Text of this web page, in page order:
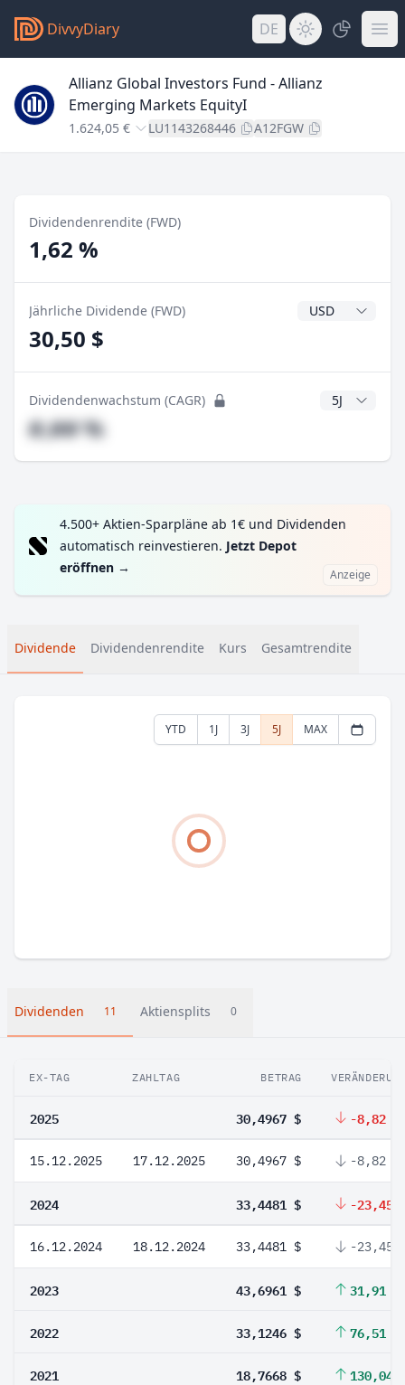
DivvyDiary DE
Allianz Global Investors Fund - Allianz
Emerging Markets EquityI
1.624,05 € LU1143268446 A12FGW
Dividendenrendite (FWD)
1,62 %
Jährliche Dividende (FWD)
30,50 $
Dividendenwachstum (CAGR) CAGR Jahre
#,## %
4.500+ Aktien-Sparpläne ab 1€ und Dividenden
automatisch reinvestieren. Jetzt Depot
eröffnen → Anzeige
Dividende Dividendenrendite Kurs Gesamtrendite
YTD 1J 3J 5J MAX
Dividenden 11 Aktiensplits 0
EX-TAG ZAHLTAG BETRAG
2025 30,4967 $ -8,82 %
15.12.2025 17.12.2025 30,4967 $ -8,82 %
2024 33,4481 $ -23,45
16.12.2024 18.12.2024 33,4481 $ -23,45
2023 43,6961 $ 31,91 %
2022 33,1246 $ 76,51 %
2021 18,7668 $ 130,04